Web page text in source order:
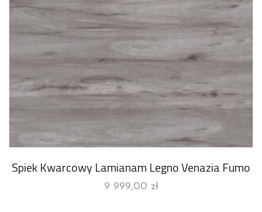
Spiek Kwarcowy Lamianam Legno Venazia Fumo
9 999,00 zł